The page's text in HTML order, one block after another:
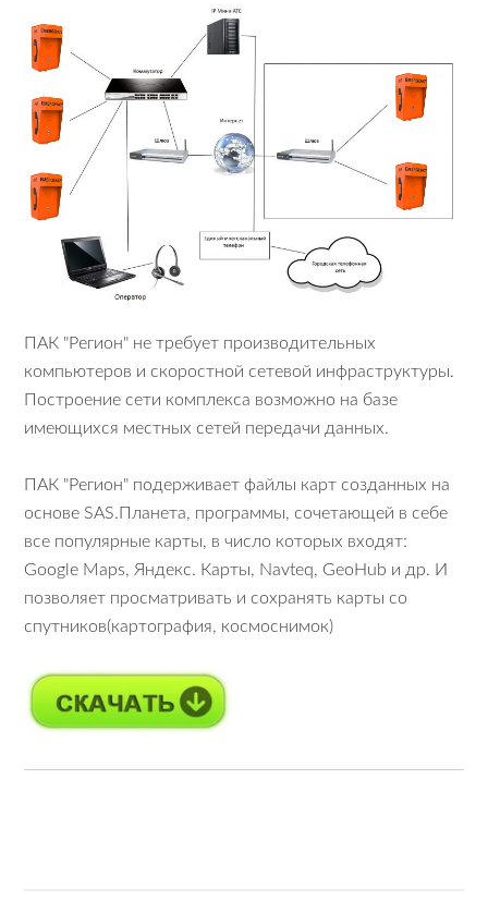
ПАК "Регион" не требует производительных
компьютеров и скоростной сетевой инфраструктуры.
Построение сети комплекса возможно на базе
имеющихся местных сетей передачи данных.
ПАК "Регион" подерживает файлы карт созданных на
основе SAS.Планета, программы, сочетающей в себе
все популярные карты, в число которых входят:
Google Maps, Яндекс. Карты, Navteq, GeoHub и др. И
позволяет просматривать и сохранять карты со
спутников(картография, космоснимок)